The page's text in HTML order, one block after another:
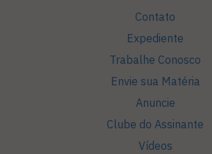
Contato
Expediente
Trabalhe Conosco
Envie sua Matéria
Anuncie
Clube do Assinante
Vídeos